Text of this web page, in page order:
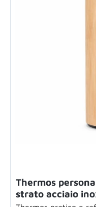
Thermos
strato acciaio